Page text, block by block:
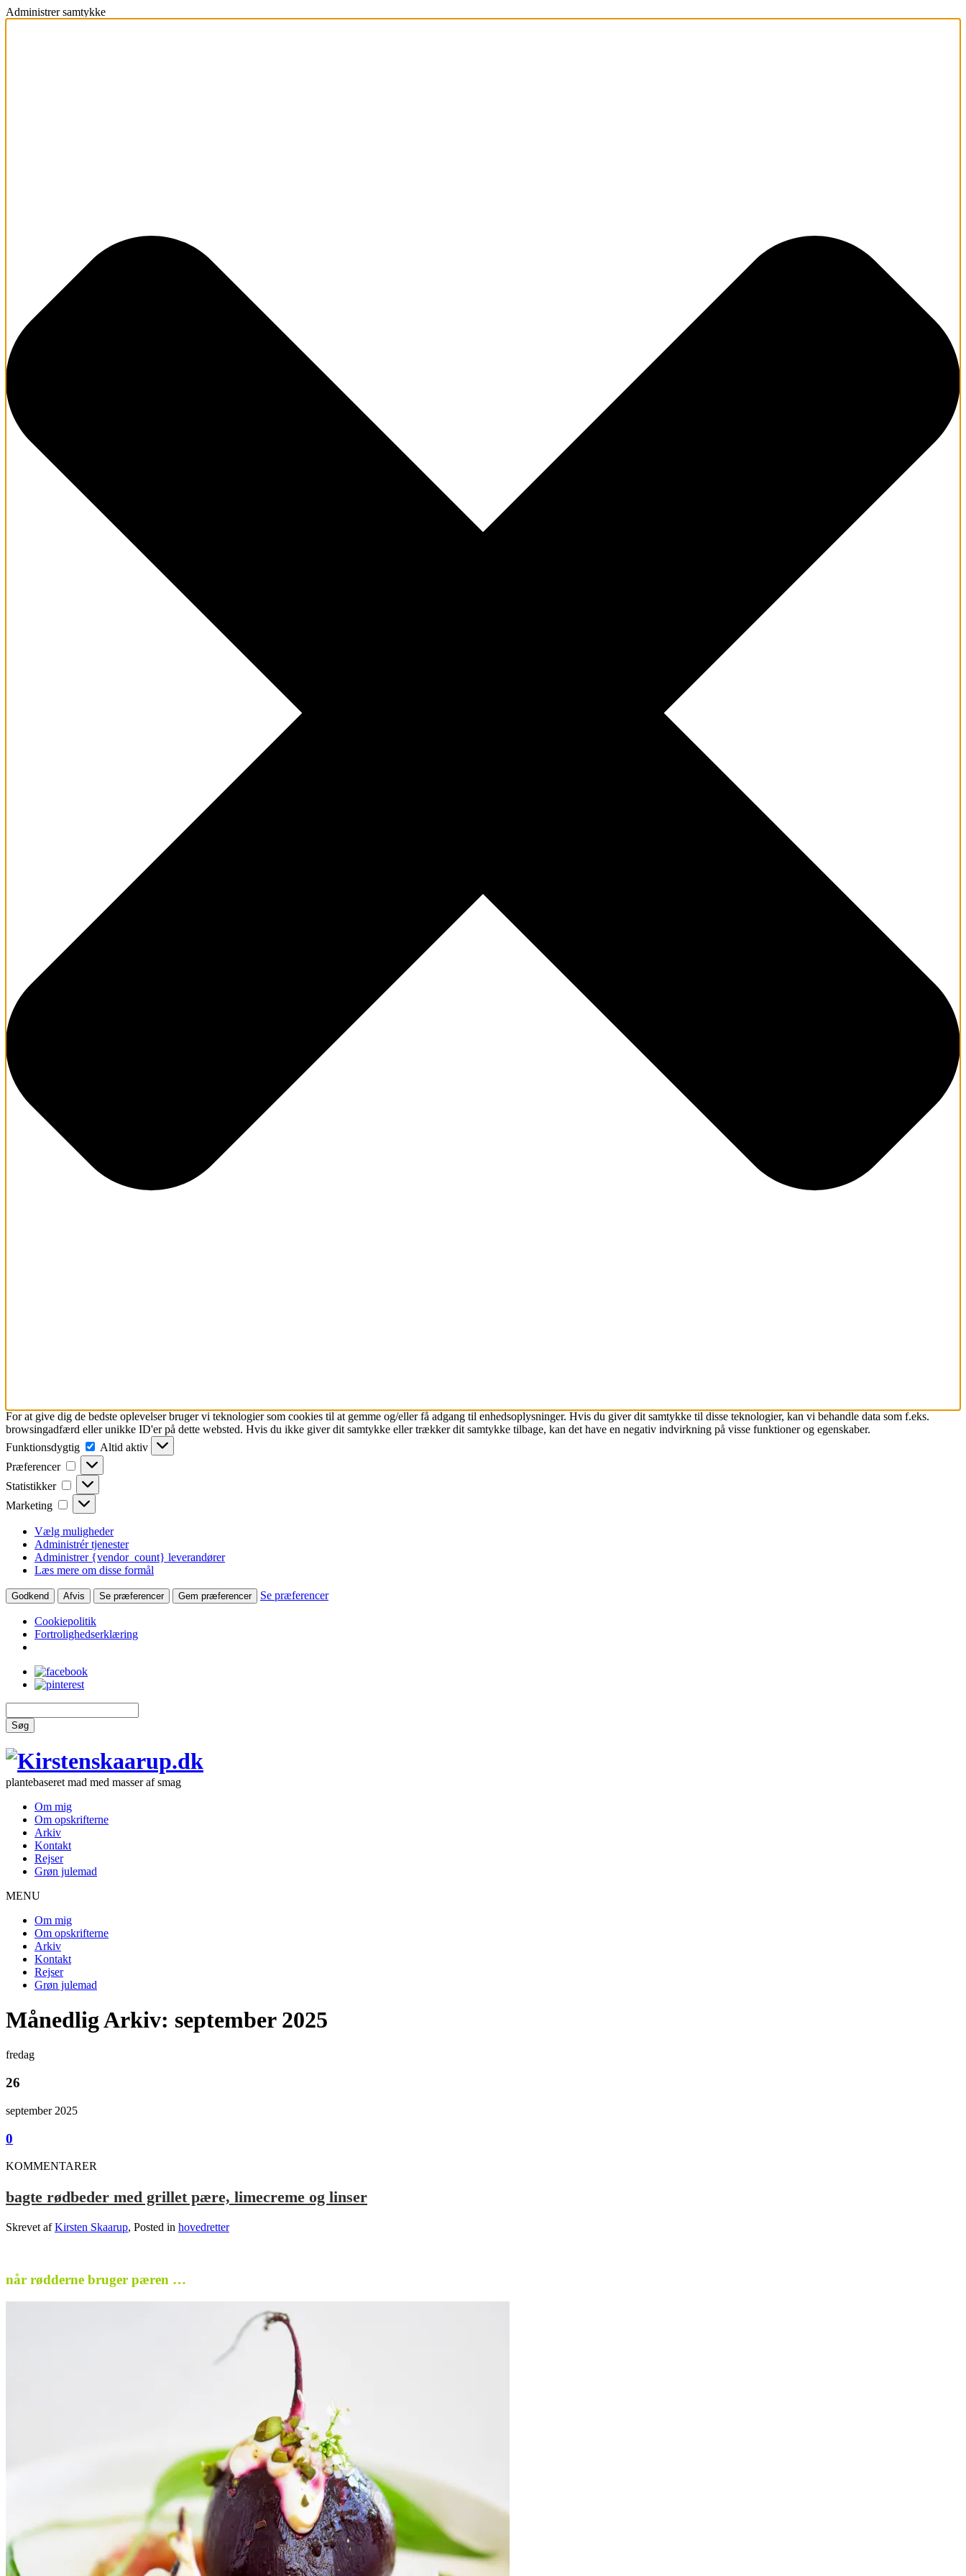
Administrer samtykke
For at give dig de bedste oplevelser bruger vi teknologier som cookies til at gemme og/eller få adgang til enhedsoplysninger. Hvis du giver dit samtykke til disse teknologier, kan vi behandle data som f.eks.
browsingadfærd eller unikke ID'er på dette websted. Hvis du ikke giver dit samtykke eller trækker dit samtykke tilbage, kan det have en negativ indvirkning på visse funktioner og egenskaber.
Funktionsdygtig
Funktionsdygtig
Altid aktiv
Præferencer
Præferencer
Statistikker Statistikker
Marketing Marketing
Vælg muligheder
Administrér tjenester
Administrer {vendor_count} leverandører
Læs mere om disse formål
Godkend Afvis Se præferencer Gem præferencer Se præferencer
Cookiepolitik
Fortrolighedserklæring
Søg
plantebaseret mad med masser af smag
Om mig
Om opskrifterne
Arkiv
Kontakt
Rejser
Grøn julemad
MENU
Om mig
Om opskrifterne
Arkiv
Kontakt
Rejser
Grøn julemad
Månedlig Arkiv: september 2025
fredag
26
september 2025
0
KOMMENTARER
bagte rødbeder med grillet pære, limecreme og linser
Skrevet afKirsten Skaarup, Posted in hovedretter
når rødderne bruger pæren …